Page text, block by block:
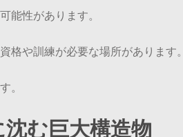
能性があります。
格や訓練が必要な場所があります。
。
む巨大構造物